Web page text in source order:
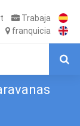
Trabaja
franquicia